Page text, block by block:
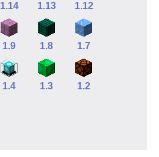
1.14 1.13 1.12
1.9 1.8 1.7
1.4 1.3 1.2